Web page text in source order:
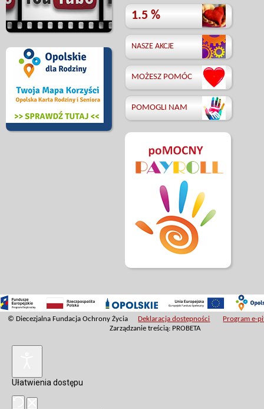
1.5 %
NASZE AKCJE
MOŻESZ POMÓC
POMOGLI NAM
© Diecezjalna Fundacja Ochrony Życia Deklaracja dostępności
Program e-
Zarządzanie treścią: PROBETA
Ułatwienia dostępu